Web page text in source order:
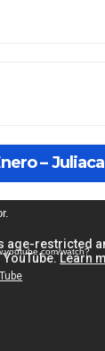
– Juliaca
watch?